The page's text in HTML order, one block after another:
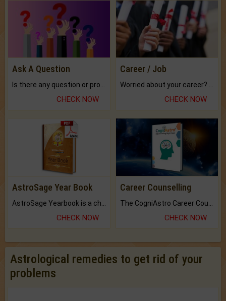
Ask A Question
CHECK NOW
Career / Job
CHECK NOW
AstroSage Year Book
CHECK NOW
Career Counselling
CHECK NOW
Astrological remedies to get rid of your
problems